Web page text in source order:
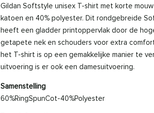
Gildan Softstyle unisex T-shirt met korte
katoen en 40% polyester. Dit rondgebreide
heeft een gladder printoppervlak door de
getapete nek en schouders voor extra
het T-shirt is op een gemakkelijke manier te
uitvoering is er ook een damesuitvoering.
Samenstelling
60%RingSpunCot-40%Polyester